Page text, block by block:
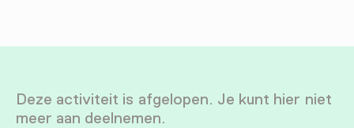
Deze activiteit is afgelopen. Je kunt hier niet
meer aan deelnemen.